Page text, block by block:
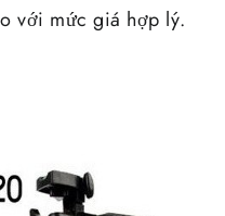
với mức giá hợp lý.